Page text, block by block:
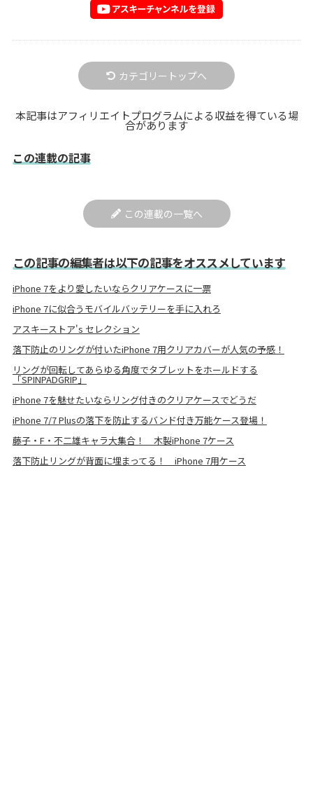
カテゴリートップへ
本記事はアフィリエイトプログラムによる収益を得ている場
合があります
この連載の記事
この連載の一覧へ
この記事の編集者は以下の記事をオススメしています
iPhone 7をより愛したいならクリアケースに一票
iPhone 7に似合うモバイルバッテリーを手に入れろ
アスキーストア's セレクション
落下防止のリングが付いたiPhone 7用クリアカバーが人気の予感！
リングが回転してあらゆる角度でタブレットをホールドする
「SPINPADGRIP」
iPhone 7を魅せたいならリング付きのクリアケースでどうだ
iPhone 7/7 Plusの落下を防止するバンド付き万能ケース登場！
藤子・F・不二雄キャラ大集合！ 木製iPhone 7ケース
落下防止リングが背面に埋まってる！ iPhone 7用ケース